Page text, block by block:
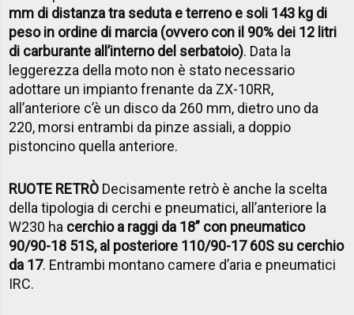
mm di distanza tra seduta e terreno e soli 143 kg di
peso in ordine di marcia (ovvero con il 90% dei 12 litri
di carburante all’interno del serbatoio). Data la
leggerezza della moto non è stato necessario
adottare un impianto frenante da ZX-10RR,
all’anteriore c’è un disco da 260 mm, dietro uno da
220, morsi entrambi da pinze assiali, a doppio
pistoncino quella anteriore.
RUOTE RETRÒ Decisamente retrò è anche la scelta
della tipologia di cerchi e pneumatici, all’anteriore la
W230 ha cerchio a raggi da 18” con pneumatico
90/90-18 51S, al posteriore 110/90-17 60S su cerchio
da 17. Entrambi montano camere d’aria e pneumatici
IRC.